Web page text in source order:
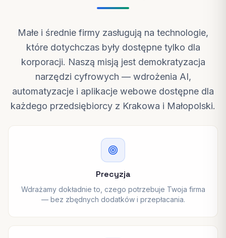
Małe i średnie firmy zasługują na technologie,
które dotychczas były dostępne tylko dla
korporacji. Naszą misją jest demokratyzacja
narzędzi cyfrowych — wdrożenia AI,
automatyzacje i aplikacje webowe dostępne dla
każdego przedsiębiorcy z Krakowa i Małopolski.
Precyzja
Wdrażamy dokładnie to, czego potrzebuje Twoja firma
— bez zbędnych dodatków i przepłacania.